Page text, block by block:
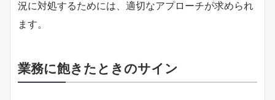
況に対処するためには、適切なアプローチが求められ
ます。
業務に飽きたときのサイン